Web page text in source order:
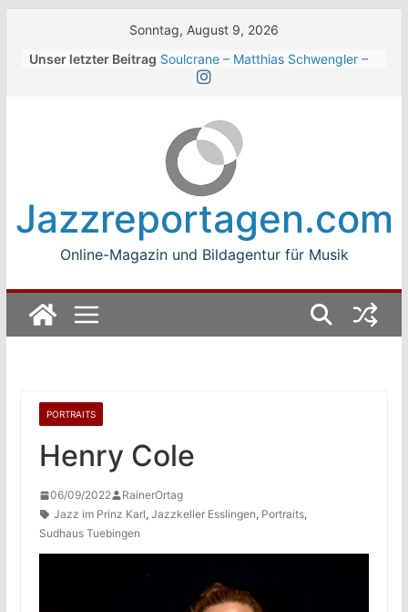
Sonntag, August 9, 2026
Unser letzter Beitrag Soulcrane – Matthias Schwengler –
Walter Trout Band beim Winterbach
Zeltspektakel 2026
The Cinelli Brothers beim
Winterbach Zeltspektakel 2026
Jean-Michel Jarre bei den jazz open
Modena auf der Piazza Roma 2026
Jazzreportagen.com
Online-Magazin und Bildagentur für Musik
PORTRAITS
Henry Cole
06/09/2022
RainerOrtag
Jazz im Prinz Karl, Jazzkeller Esslingen, Portraits,
Sudhaus Tuebingen